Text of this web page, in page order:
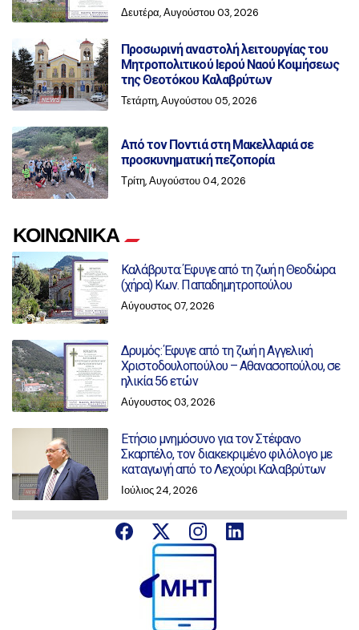
Δευτέρα, Αυγούστου 03, 2026
Προσωρινή αναστολή λειτουργίας του
Μητροπολιτικού Ιερού Ναού Κοιμήσεως
της Θεοτόκου Καλαβρύτων
Τετάρτη, Αυγούστου 05, 2026
Από τον Ποντιά στη Μακελλαριά σε
προσκυνηματική πεζοπορία
Τρίτη, Αυγούστου 04, 2026
ΚΟΙΝΩΝΙΚΑ
Καλάβρυτα: Έφυγε από τη ζωή η Θεοδώρα
(χήρα) Κων. Παπαδημητροπούλου
Αύγουστος 07, 2026
Δρυμός: Έφυγε από τη ζωή η Αγγελική
Χριστοδουλοπούλου – Αθανασοπούλου, σε
ηλικία 56 ετών
Αύγουστος 03, 2026
Ετήσιο μνημόσυνο για τον Στέφανο
Σκαρπέλο, τον διακεκριμένο φιλόλογο με
καταγωγή από το Λεχούρι Καλαβρύτων
Ιούλιος 24, 2026